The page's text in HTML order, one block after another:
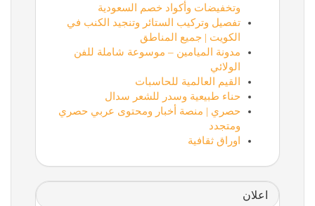
وتخفيضات وأكواد خصم السعودية
تفصيل وتركيب الستائر وتنجيد الكنب في
الكويت | جميع المناطق
مدونة الميامين – موسوعة شاملة للفن
الولائي
القيم العالمية للحاسبات
حناء طبيعية وسدر للشعر سدال
حصري | منصة أخبار ومحتوى عربي حصري
ومتجدد
اوراق ثقافية
اعلان